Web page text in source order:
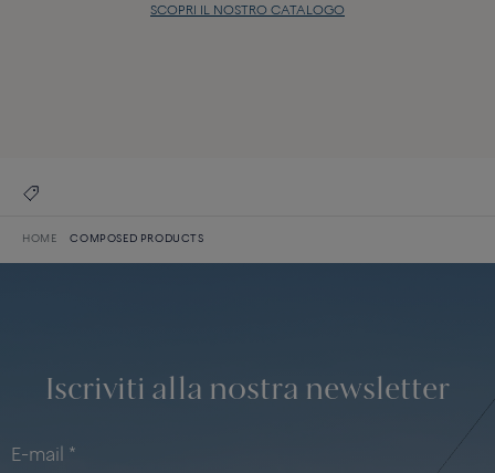
SCOPRI IL NOSTRO CATALOGO
HOME COMPOSED PRODUCTS
Iscriviti alla nostra newsletter